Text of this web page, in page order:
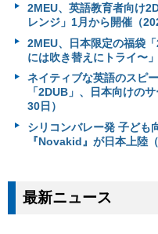
2MEU、英語教育者向け
レンジ」1月から開催（
2MEU、日本限定の福袋
には吹き替えにトライ〜
ネイティブな英語のスピ
「2DUB」、日本向けの
30日）
シリコンバレー発 子ども
『Novakid』が日本上陸
最新ニュース